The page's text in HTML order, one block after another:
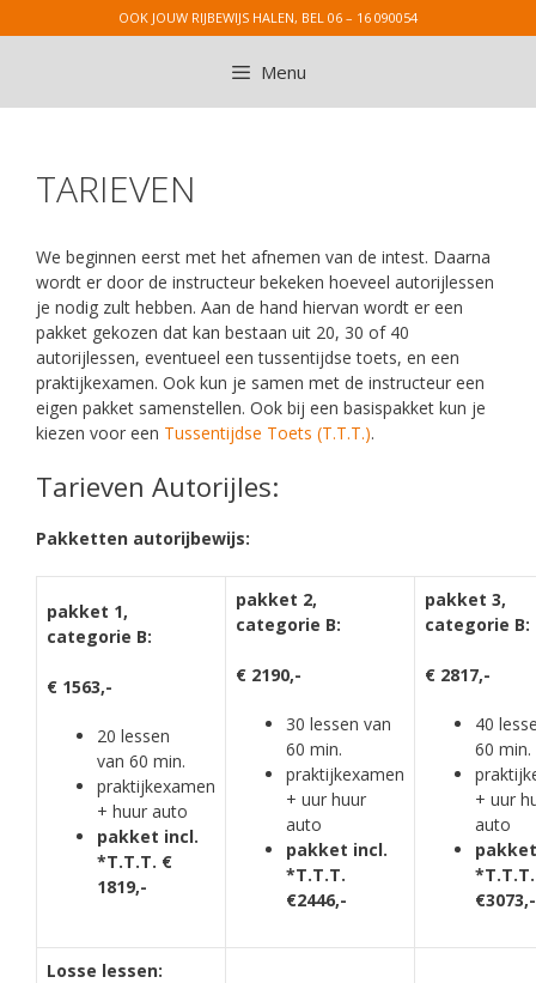
naar
OOK JOUW RIJBEWIJS HALEN, BEL 06 – 16 090054
Menu
TARIEVEN
We beginnen eerst met het afnemen van de intest. Daarna
wordt er door de instructeur bekeken hoeveel autorijlessen
je nodig zult hebben. Aan de hand hiervan wordt er een
pakket gekozen dat kan bestaan uit 20, 30 of 40
autorijlessen, eventueel een tussentijdse toets, en een
praktijkexamen. Ook kun je samen met de instructeur een
eigen pakket samenstellen. Ook bij een basispakket kun je
kiezen voor een Tussentijdse Toets (T.T.T.).
Tarieven Autorijles:
Pakketten autorijbewijs:
pakket 1,
categorie B:
€ 1563,-
20 lessen
van 60 min.
praktijkexamen
+ huur auto
pakket incl.
*T.T.T. €
1819,-
pakket 2,
categorie B:
€ 2190,-
30 lessen van
60 min.
praktijkexamen
+ uur huur
auto
pakket incl.
*T.T.T.
€2446,-
pakket 3,
categorie B:
€ 2817,-
40
60 min.
+ uur
auto
*T.T.T.
€3073,-
Losse lessen: